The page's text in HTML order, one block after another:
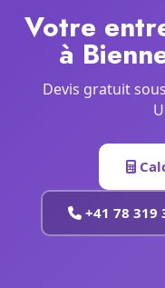
Votre
à
Devis gratuit
+41 78 319